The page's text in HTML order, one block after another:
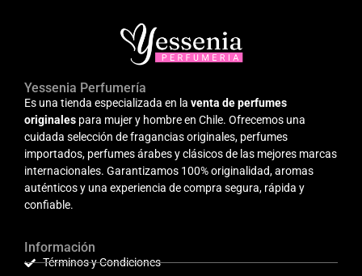
Yessenia Perfumería
Es una tienda especializada en la venta de perfumes
originales para mujer y hombre en Chile. Ofrecemos una
cuidada selección de fragancias originales, perfumes
importados, perfumes árabes y clásicos de las mejores marcas
internacionales. Garantizamos 100% originalidad, aromas
auténticos y una experiencia de compra segura, rápida y
confiable.
Información
Términos y Condiciones